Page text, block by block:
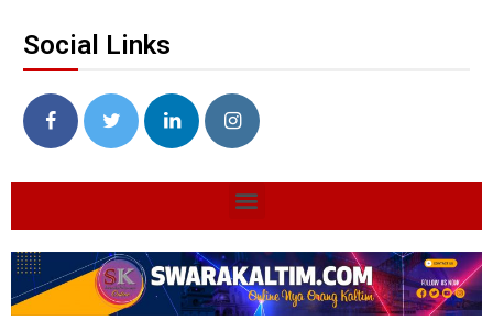
Social Links